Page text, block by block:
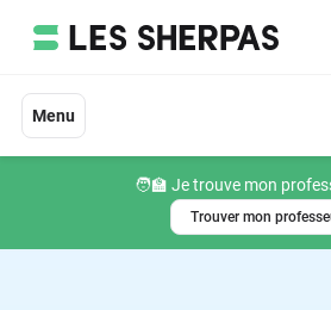
Menu
🧑‍🏫 Je trouve mon
Trouver mon